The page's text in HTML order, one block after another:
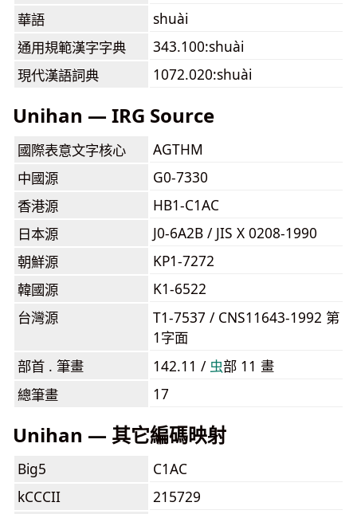
華語
shuài
通用規範漢字字典
343.100:shuài
現代漢語詞典
1072.020:shuài
Unihan — IRG Source
國際表意文字核心
AGTHM
中國源
G0-7330
香港源
HB1-C1AC
日本源
J0-6A2B / JIS X 0208-1990
朝鮮源
KP1-7272
韓國源
K1-6522
台灣源
T1-7537 / CNS11643-1992 第
1字面
部首 . 筆畫
142.11 / ⾍部 11 畫
總筆畫
17
Unihan — 其它編碼映射
Big5
C1AC
kCCCII
215729